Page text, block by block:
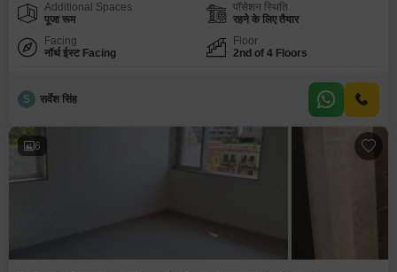
Additional Spaces
पूजा रूम
पॉसेशन स्थिति
रहने के लिए तैयार
Facing
नॉर्थ ईस्ट Facing
Floor
2nd of 4 Floors
S सर्वेश सिंह
6